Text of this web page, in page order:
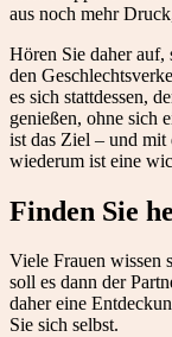
aus noch mehr
Hören Sie daher auf,
den
es sich stattdessen,
genießen, ohne sich
ist das Ziel – und mit
wiederum ist eine
Finden Sie
Viele Frauen wissen
soll es dann der
daher eine
Sie sich selbst.